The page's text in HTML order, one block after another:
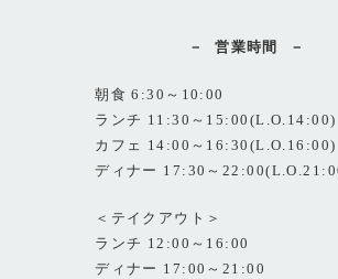
営業時間
朝食 6:30～10:00
ランチ 11:30～15:00(L.O.14:00)
カフェ 14:00～16:30(L.O.16:00)
ディナー 17:30～
＜テイクアウト＞
ランチ 12:00～16:00
ディナー 17:00～21:00